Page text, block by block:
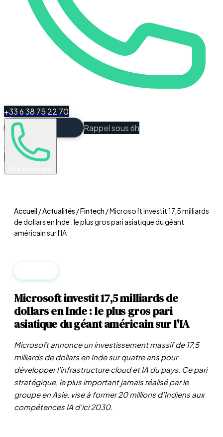
+33 6 38 75 22 70
Rappel sous 6h
Espace Client
Accueil/Actualités /Fintech/Microsoft investit 17,5 milliards
de dollars en Inde : le plus gros pari asiatique du géant
américain sur l'IA
Microsoft investit 17,5 milliards de
dollars en Inde : le plus gros pari
asiatique du géant américain sur l'IA
Microsoft annonce un investissement massif de 17,5
milliards de dollars en Inde sur quatre ans pour
développer l'infrastructure cloud et IA du pays. Ce pari
stratégique, le plus important jamais réalisé par le
groupe en Asie, vise à former 20 millions d'Indiens aux
compétences IA d'ici 2030.